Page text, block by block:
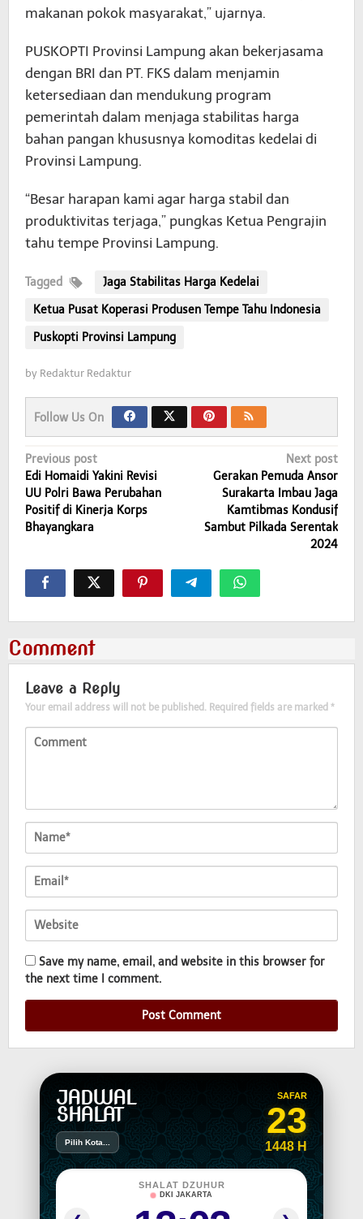
makanan pokok masyarakat,” ujarnya.
PUSKOPTI Provinsi Lampung akan bekerjasama
dengan BRI dan PT. FKS dalam menjamin
ketersediaan dan mendukung program
pemerintah dalam menjaga stabilitas harga
bahan pangan khususnya komoditas kedelai di
Provinsi Lampung.
“Besar harapan kami agar harga stabil dan
produktivitas terjaga,” pungkas Ketua Pengrajin
tahu tempe Provinsi Lampung.
Tagged
Jaga Stabilitas Harga Kedelai
Ketua Pusat Koperasi Produsen Tempe Tahu Indonesia
Puskopti Provinsi Lampung
by Redaktur Redaktur
Follow Us On
Post
navigation
Previous post
Edi Homaidi Yakini Revisi
UU Polri Bawa Perubahan
Positif di Kinerja Korps
Bhayangkara
Next post
Gerakan Pemuda Ansor
Surakarta Imbau Jaga
Kamtibmas Kondusif
Sambut Pilkada Serentak
2024
Comment
Leave a Reply
Your email address will not be published. Required fields are marked *
Save my name, email, and website in this browser for
the next time I comment.
JADWAL
SHALAT
Pilih Kota...
SAFAR
23
1448 H
SHALAT DZUHUR
DKI JAKARTA